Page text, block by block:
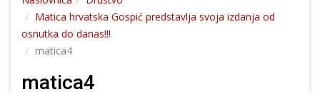
Matica hrvatska Gospić predstavlja svoja izdanja od
osnutka do danas!!!
matica4
matica4